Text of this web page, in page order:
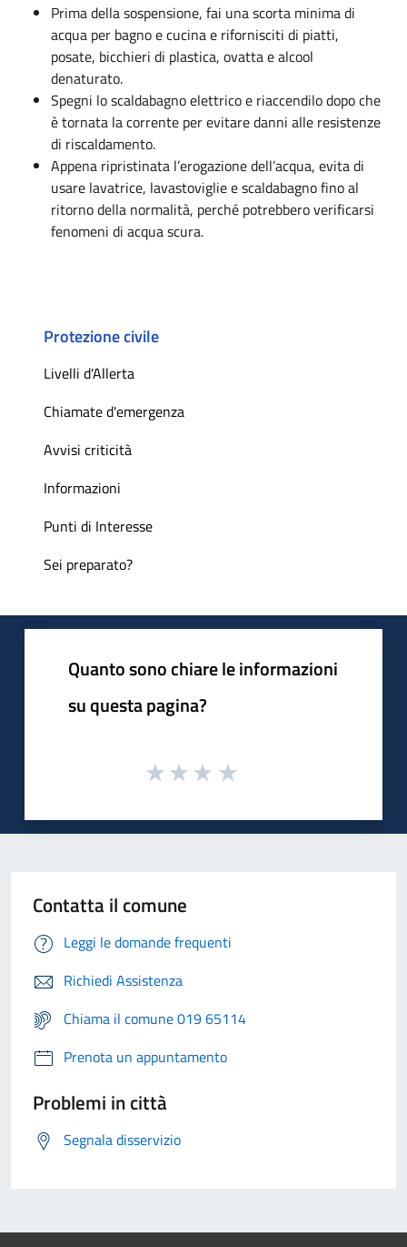
Prima della sospensione, fai una scorta minima di
acqua per bagno e cucina e rifornisciti di piatti,
posate, bicchieri di plastica, ovatta e alcool
denaturato.
Spegni lo scaldabagno elettrico e riaccendilo dopo che
è tornata la corrente per evitare danni alle resistenze
di riscaldamento.
Appena ripristinata l’erogazione dell’acqua, evita di
usare lavatrice, lavastoviglie e scaldabagno fino al
ritorno della normalità, perché potrebbero verificarsi
fenomeni di acqua scura.
Protezione civile
Livelli d'Allerta
Chiamate d'emergenza
Avvisi criticità
Informazioni
Punti di Interesse
Sei preparato?
Quanto sono chiare le informazioni
su questa pagina?
Contatta il comune
Leggi le domande frequenti
Richiedi Assistenza
Chiama il comune 019 65114
Prenota un appuntamento
Problemi in città
Segnala disservizio